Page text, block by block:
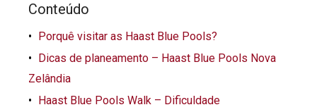
Conteúdo
Porquê visitar as Haast Blue Pools?
Dicas de planeamento – Haast Blue Pools Nova
Zelândia
Haast Blue Pools Walk – Dificuldade